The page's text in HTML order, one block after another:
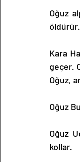
Oğuz
öldürür.
Kara
geçer.
Oğuz,
Oğuz
Oğuz
kollar.